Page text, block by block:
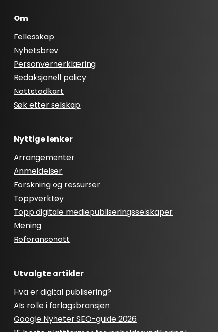
Om
Fellesskap
Nyhetsbrev
Personvernerklæring
Redaksjonell policy
Nettstedkart
Søk etter selskap
Nyttige lenker
Arrangementer
Anmeldelser
Forskning og ressurser
Toppverktøy
Topp digitale mediepubliseringsselskaper
Mening
Referansenett
Utvalgte artikler
Hva er digital publisering?
AIs rolle i forlagsbransjen
Google Nyheter SEO-guide 2026